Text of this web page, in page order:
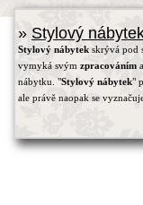
» Stylový
Stylový nábytek skrývá pod
vymyká svým zpracováním a
nábytku. "Stylový nábytek"
ale právě naopak se